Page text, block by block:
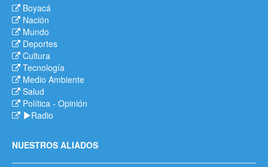
Boyacá
Nación
Mundo
Deportes
Cultura
Tecnología
Medio Ambiente
Salud
Política - Opinión
Radio
NUESTROS ALIADOS